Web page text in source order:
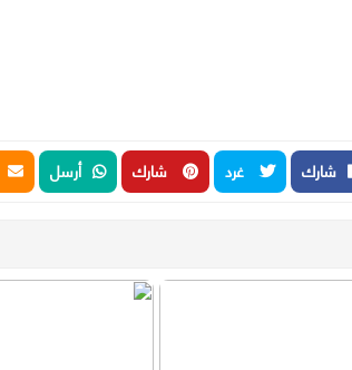
شارك غرد شارك أرسل